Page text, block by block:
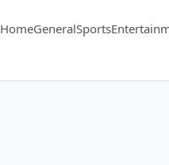
HomeGeneralSports